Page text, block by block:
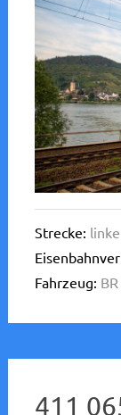
Strecke:
Fahrzeug:
411